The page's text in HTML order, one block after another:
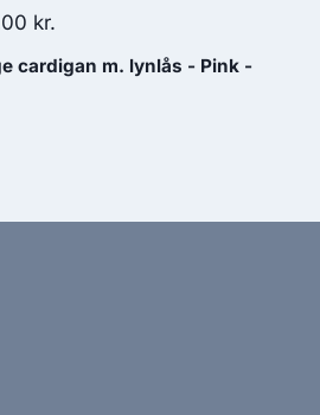
kr..
kr.
price
cardigan m. lynlås - Pink -